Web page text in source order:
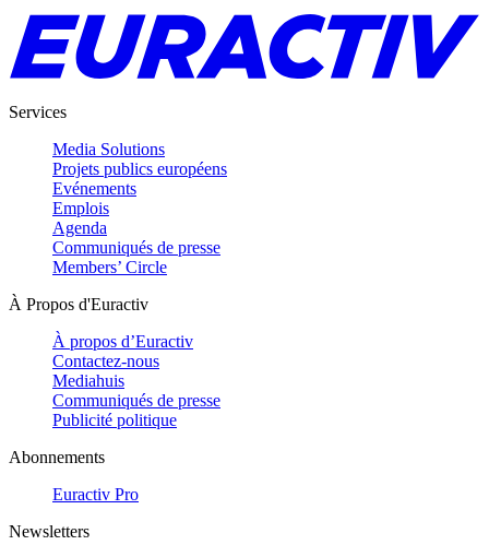
Services
Media Solutions
Projets publics européens
Evénements
Emplois
Agenda
Communiqués de presse
Members’ Circle
À Propos d'Euractiv
À propos d’Euractiv
Contactez-nous
Mediahuis
Communiqués de presse
Publicité politique
Abonnements
Euractiv Pro
Newsletters